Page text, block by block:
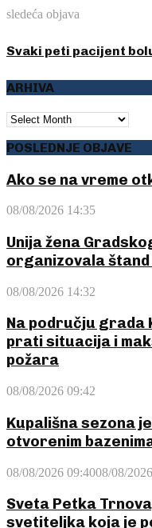
sledeća objava
Svaki peti pacijent
ARHIVA
ARHIVA
POSLEDNJE OBJAVE
Ako se na vreme
08/08/2026 14:35
Unija žena
organizovala
08/08/2026 14:32
Na području grada
prati situacija i
požara
08/08/2026 09:42
Kupališna sezona
otvorenim
08/08/2026 09:4008/08/
Sveta Petka
svetiteljka koja je